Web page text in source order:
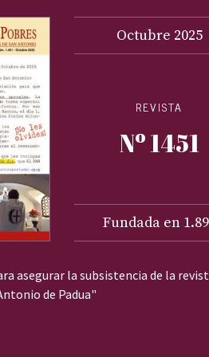
Octubre 2025
REVISTA
Nº 1451
Fundada en
asegurar la subsistencia de la
de Padua"